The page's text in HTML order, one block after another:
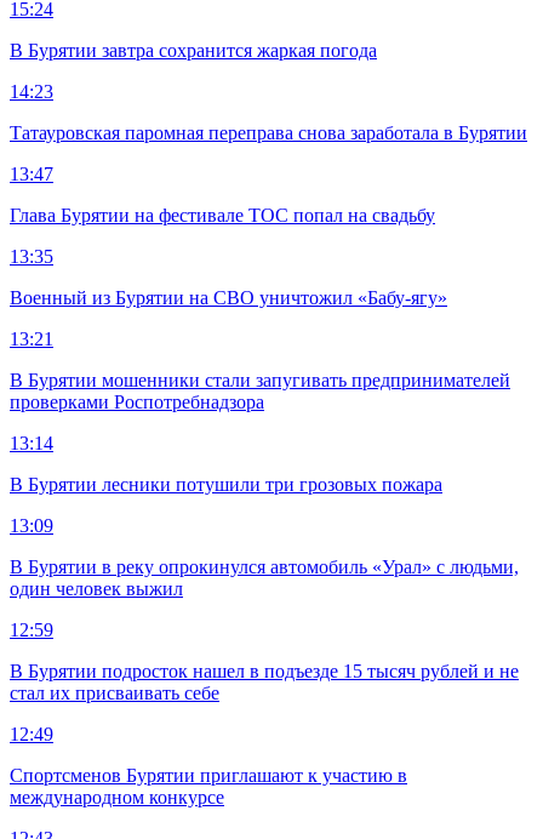
15:24
В Бурятии завтра сохранится жаркая погода
14:23
Татауровская паромная переправа снова заработала в Бурятии
13:47
Глава Бурятии на фестивале ТОС попал на свадьбу
13:35
Военный из Бурятии на СВО уничтожил «Бабу-ягу»
13:21
В Бурятии мошенники стали запугивать предпринимателей
проверками Роспотребнадзора
13:14
В Бурятии лесники потушили три грозовых пожара
13:09
В Бурятии в реку опрокинулся автомобиль «Урал» с людьми,
один человек выжил
12:59
В Бурятии подросток нашел в подъезде 15 тысяч рублей и не
стал их присваивать себе
12:49
Спортсменов Бурятии приглашают к участию в
международном конкурсе